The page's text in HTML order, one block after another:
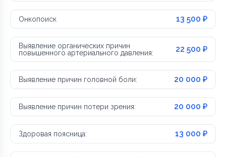
Онкопоиск 13 500 ₽
Выявление органических причин
повышенного артериального давления:
22 500 ₽
Выявление причин головной боли: 20 000 ₽
Выявление причин потери зрения: 20 000 ₽
Здоровая поясница: 13 000 ₽